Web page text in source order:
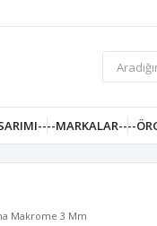
--MARKALAR----
Makrome 3 Mm